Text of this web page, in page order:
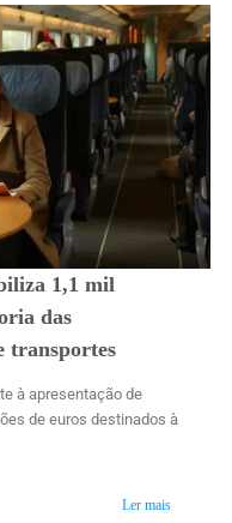
1,1 mil
das
transportes
à apresentação de
de euros destinados à
Ler mais